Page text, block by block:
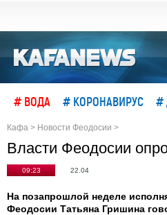
# ВОДА # КОРОНАВИРУС #
Кафа > Новости Феодосии >
Власти Феодосии
09:23 22.04
На позапрошлой неделе
Феодосии Татьяна Гришина